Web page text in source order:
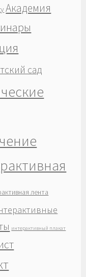
Академия
сад
лента
интерактивный плакат